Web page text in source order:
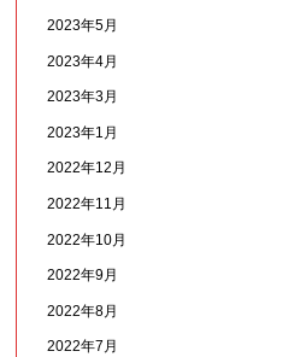
2023年5月
2023年4月
2023年3月
2023年1月
2022年12月
2022年11月
2022年10月
2022年9月
2022年8月
2022年7月